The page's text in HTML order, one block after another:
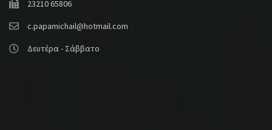
23210 65806
c.papamichail@hotmail.com
Δευτέρα - Σάββατο